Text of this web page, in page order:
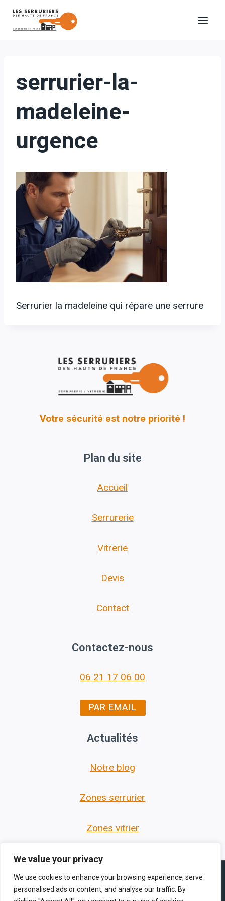
We value your privacy
We use cookies to enhance your browsing experience, serve
personalised ads or content, and analyse our traffic. By
Aller
serrurier-la-
madeleine-
urgence
Serrurier la madeleine qui répare une serrure
Votre sécurité est notre priorité !
Plan du site
Accueil
Serrurerie
Vitrerie
Devis
Contact
Contactez-nous
06 21 17 06 00
PAR EMAIL
Actualités
Notre blog
Zones serrurier
Zones vitrier